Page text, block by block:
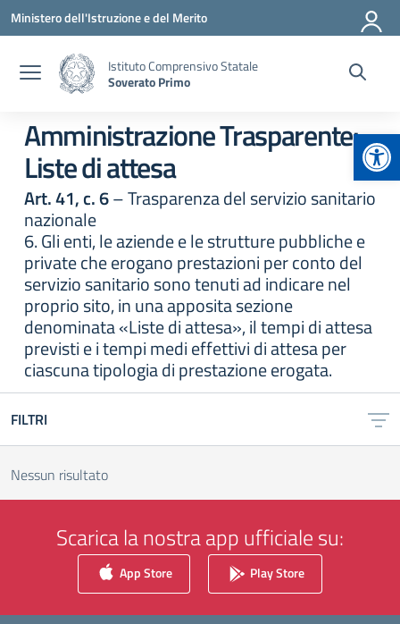
Vai ai contenuti
Vai al menu di navigazione
Vai al footer
Ministero dell'Istruzione e del Merito
Istituto Comprensivo Statale
Soverato Primo
Amministrazione Trasparente:
Liste di attesa
Art. 41, c. 6– Trasparenza del servizio sanitario
nazionale
6. Gli enti, le aziende e le strutture pubbliche e
private che erogano prestazioni per conto del
servizio sanitario sono tenuti ad indicare nel
proprio sito, in una apposita sezione
denominata «Liste di attesa», il tempi di attesa
previsti e i tempi medi effettivi di attesa per
ciascuna tipologia di prestazione erogata.
FILTRI
Nessun risultato
Scarica la nostra app ufficiale su:
App Store Play Store